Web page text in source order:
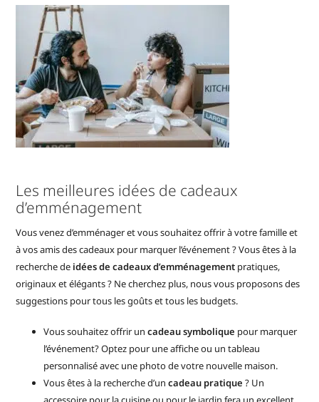
Les meilleures idées de cadeaux
d’emménagement
Vous venez d’emménager et vous souhaitez offrir à votre famille et
à vos amis des cadeaux pour marquer l’événement ? Vous êtes à la
recherche de idées de cadeaux d’emménagement pratiques,
originaux et élégants ? Ne cherchez plus, nous vous proposons des
suggestions pour tous les goûts et tous les budgets.
Vous souhaitez offrir uncadeau symbolique pour marquer
l’événement? Optez pour une affiche ou un tableau
personnalisé avec une photo de votre nouvelle maison.
Vous êtes à la recherche d’uncadeau pratique ? Un